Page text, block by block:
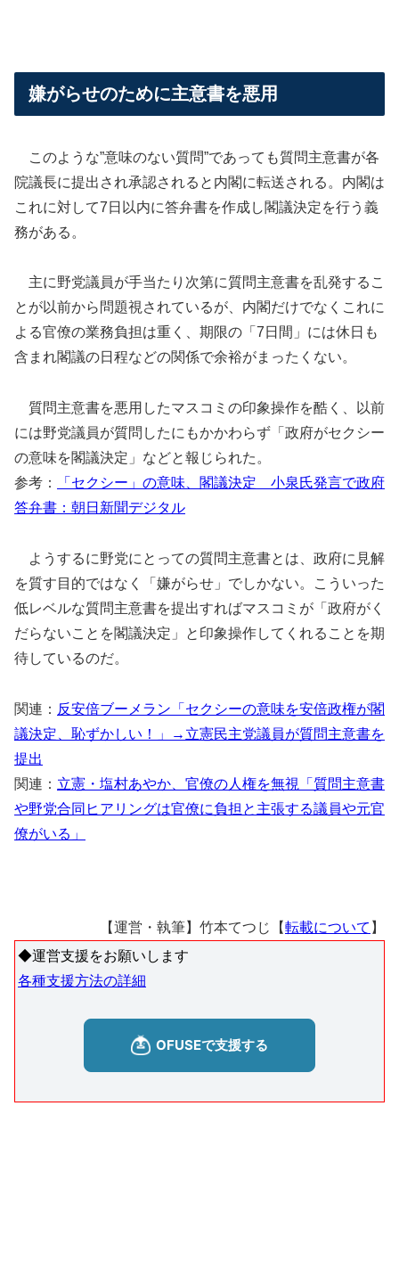
嫌がらせのために主意書を悪用
このような”意味のない質問”であっても質問主意書が各
院議長に提出され承認されると内閣に転送される。内閣は
これに対して7日以内に答弁書を作成し閣議決定を行う義
務がある。
主に野党議員が手当たり次第に質問主意書を乱発するこ
とが以前から問題視されているが、内閣だけでなくこれに
よる官僚の業務負担は重く、期限の「7日間」には休日も
含まれ閣議の日程などの関係で余裕がまったくない。
質問主意書を悪用したマスコミの印象操作を酷く、以前
には野党議員が質問したにもかかわらず「政府がセクシー
の意味を閣議決定」などと報じられた。
参考：
「セクシー」の意味、閣議決定 小泉氏発言で政府
答弁書：朝日新聞デジタル
ようするに野党にとっての質問主意書とは、政府に見解
を質す目的ではなく「嫌がらせ」でしかない。こういった
低レベルな質問主意書を提出すればマスコミが「政府がく
だらないことを閣議決定」と印象操作してくれることを期
待しているのだ。
関連： 反安倍ブーメラン「セクシーの意味を安倍政権が閣
議決定、恥ずかしい！」→立憲民主党議員が質問主意書を
提出
関連： 立憲・塩村あやか、官僚の人権を無視「質問主意書
や野党合同ヒアリングは官僚に負担と主張する議員や元官
僚がいる」
【運営・執筆】竹本てつじ【転載について 】
◆運営支援をお願いします
各種支援方法の詳細